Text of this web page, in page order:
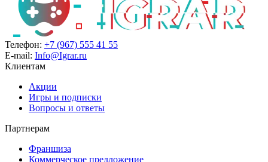
Телефон: +7 (967) 555 41 55
E-mail: Info@Igrar.ru
Клиентам
Акции
Игры и подписки
Вопросы и ответы
Партнерам
Франшиза
Коммерческое предложение